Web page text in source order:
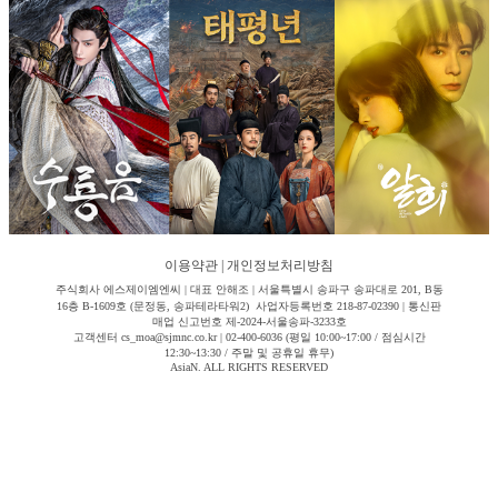
이용약관 개인정보처리방침
주식회사 에스제이엠엔씨 | 대표 안해조 | 서울특별시 송파구 송파대로 201, B동
16층 B-1609호 (문정동, 송파테라타워2) 사업자등록번호 218-87-02390 | 통신판
매업 신고번호 제-2024-서울송파-3233호
고객센터 cs_moa@sjmnc.co.kr | 02-400-6036 (평일 10:00~17:00 / 점심시간
12:30~13:30 / 주말 및 공휴일 휴무)
AsiaN. ALL RIGHTS RESERVED